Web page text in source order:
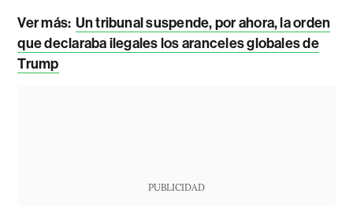
Ver más: Un tribunal suspende, por ahora, la orden
que declaraba ilegales los aranceles globales de
Trump
PUBLICIDAD